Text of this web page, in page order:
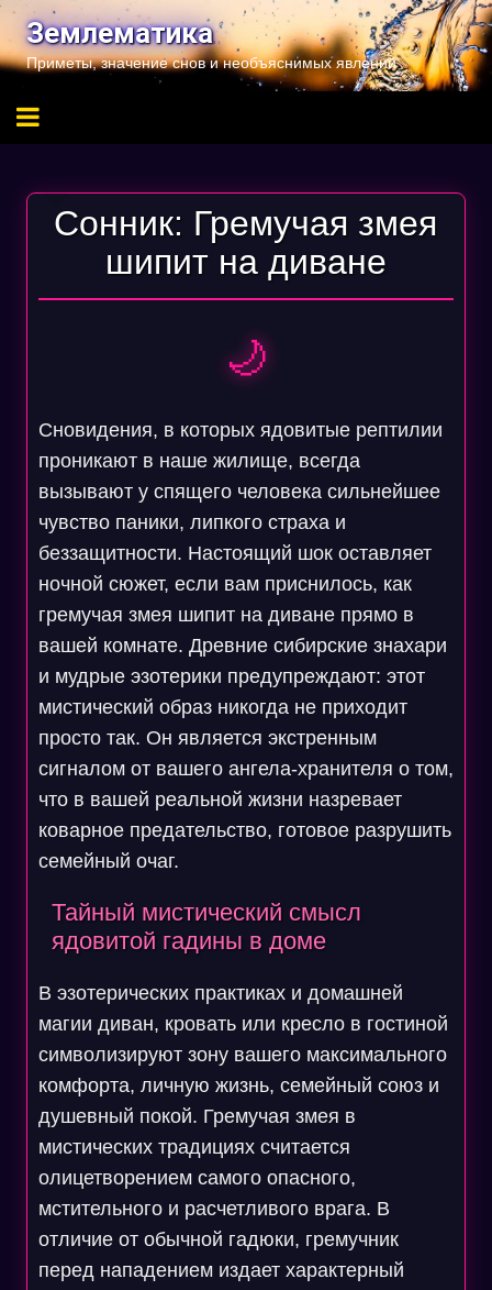
Перейти
содержимому
Землематика
Приметы, значение снов и необъяснимых явлений
Сонник: Гремучая змея
шипит на диване
🌙
Сновидения, в которых ядовитые рептилии
проникают в наше жилище, всегда
вызывают у спящего человека сильнейшее
чувство паники, липкого страха и
беззащитности. Настоящий шок оставляет
ночной сюжет, если вам приснилось, как
гремучая змея шипит на диване прямо в
вашей комнате. Древние сибирские знахари
и мудрые эзотерики предупреждают: этот
мистический образ никогда не приходит
просто так. Он является экстренным
сигналом от вашего ангела-хранителя о том,
что в вашей реальной жизни назревает
коварное предательство, готовое разрушить
семейный очаг.
Тайный мистический смысл
ядовитой гадины в доме
В эзотерических практиках и домашней
магии диван, кровать или кресло в гостиной
символизируют зону вашего максимального
комфорта, личную жизнь, семейный союз и
душевный покой. Гремучая змея в
мистических традициях считается
олицетворением самого опасного,
мстительного и расчетливого врага. В
отличие от обычной гадюки, гремучник
перед нападением издает характерный